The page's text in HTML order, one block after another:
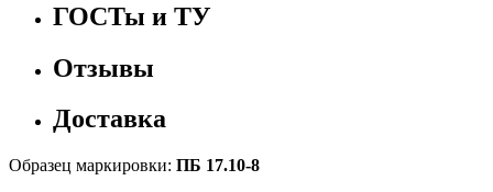
ГОСТы и ТУ
Отзывы
Доставка
Образец маркировки: ПБ 17.10-8